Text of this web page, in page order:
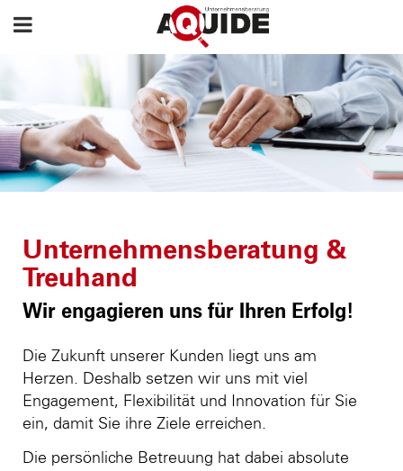
Unternehmensberatung &
Treuhand
Wir engagieren uns für Ihren Erfolg!
Die Zukunft unserer Kunden liegt uns am
Herzen. Deshalb setzen wir uns mit viel
Engagement, Flexibilität und Innovation für Sie
ein, damit Sie ihre Ziele erreichen.
Die persönliche Betreuung hat dabei absolute